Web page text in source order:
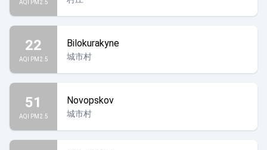
AQI PM2.5
22
AQI PM2.5
Bilokurakyne
城市村
51
AQI PM2.5
Novopskov
城市村